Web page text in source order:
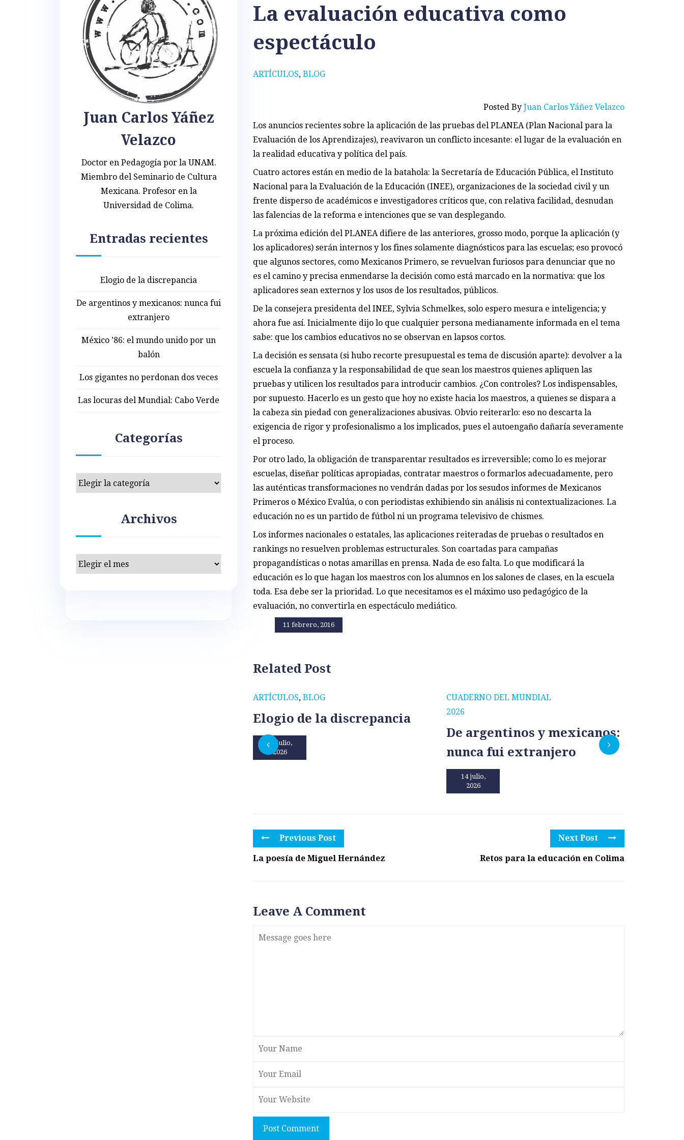
ARTÍCULOS, BLOG
La evaluación educativa como
espectáculo
11 febrero, 2016
Posted By Juan Carlos Yáñez Velazco
Los anuncios recientes sobre la aplicación de las pruebas del PLANEA (Plan Nacional para la
Evaluación de los Aprendizajes), reavivaron un conflicto incesante: el lugar de la evaluación en
la realidad educativa y política del país.
Cuatro actores están en medio de la batahola: la Secretaría de Educación Pública, el Instituto
Nacional para la Evaluación de la Educación (INEE), organizaciones de la sociedad civil y un
frente disperso de académicos e investigadores críticos que, con relativa facilidad, desnudan
las falencias de la reforma e intenciones que se van desplegando.
La próxima edición del PLANEA difiere de las anteriores, grosso modo, porque la aplicación (y
los aplicadores) serán internos y los fines solamente diagnósticos para las escuelas; eso provocó
que algunos sectores, como Mexicanos Primero, se revuelvan furiosos para denunciar que no
es el camino y precisa enmendarse la decisión como está marcado en la normativa: que los
aplicadores sean externos y los usos de los resultados, públicos.
De la consejera presidenta del INEE, Sylvia Schmelkes, solo espero mesura e inteligencia; y
ahora fue así. Inicialmente dijo lo que cualquier persona medianamente informada en el tema
sabe: que los cambios educativos no se observan en lapsos cortos.
La decisión es sensata (si hubo recorte presupuestal es tema de discusión aparte): devolver a la
escuela la confianza y la responsabilidad de que sean los maestros quienes apliquen las
pruebas y utilicen los resultados para introducir cambios. ¿Con controles? Los indispensables,
por supuesto. Hacerlo es un gesto que hoy no existe hacia los maestros, a quienes se dispara a
la cabeza sin piedad con generalizaciones abusivas. Obvio reiterarlo: eso no descarta la
exigencia de rigor y profesionalismo a los implicados, pues el autoengaño dañaría severamente
el proceso.
Por otro lado, la obligación de transparentar resultados es irreversible; como lo es mejorar
escuelas, diseñar políticas apropiadas, contratar maestros o formarlos adecuadamente, pero
las auténticas transformaciones no vendrán dadas por los sesudos informes de Mexicanos
Primeros o México Evalúa, o con periodistas exhibiendo sin análisis ni contextualizaciones. La
educación no es un partido de fútbol ni un programa televisivo de chismes.
Los informes nacionales o estatales, las aplicaciones reiteradas de pruebas o resultados en
rankings no resuelven problemas estructurales. Son coartadas para campañas
propagandísticas o notas amarillas en prensa. Nada de eso falta. Lo que modificará la
educación es lo que hagan los maestros con los alumnos en los salones de clases, en la escuela
toda. Esa debe ser la prioridad. Lo que necesitamos es el máximo uso pedagógico de la
evaluación, no convertirla en espectáculo mediático.
Related Post
ARTÍCULOS, BLOG
Elogio de la discrepancia
31 julio,
2026
CUADERNO DEL MUNDIAL
2026
De argentinos y mexicanos:
nunca fui extranjero
14 julio,
2026
Previous Post
La poesía de Miguel Hernández
Next Post
Retos para la educación en Colima
Leave A Comment
Post Comment
Juan Carlos Yáñez
Velazco
Doctor en Pedagogía por la UNAM.
Miembro del Seminario de Cultura
Mexicana. Profesor en la
Universidad de Colima.
Entradas recientes
Elogio de la discrepancia
De argentinos y mexicanos: nunca fui
extranjero
México ’86: el mundo unido por un
balón
Los gigantes no perdonan dos veces
Las locuras del Mundial: Cabo Verde
Categorías
Categorías
Archivos
Archivos